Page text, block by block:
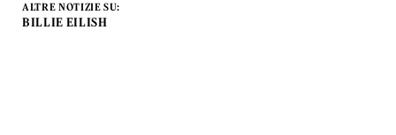
ALTRE NOTIZIE SU:
BILLIE EILISH